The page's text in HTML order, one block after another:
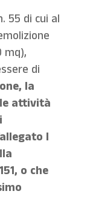
55 di cui al
mq),
di
la
attività
I
o che